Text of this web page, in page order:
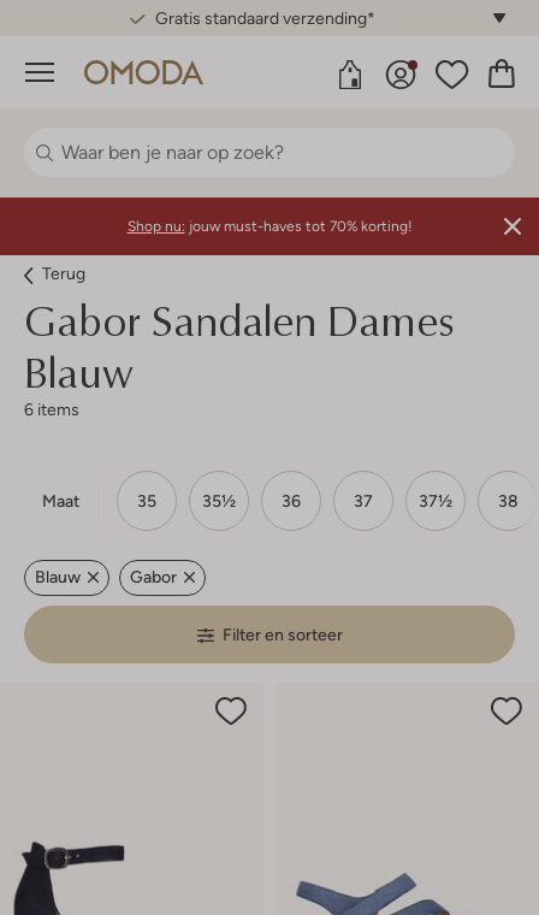
Gratis standaard verzending*
Menu
Shop nu: jouw must-haves tot 70% korting!
Terug
Gabor Sandalen Dames
Blauw
6 items
Maat 35 35½ 36 37 37½ 38
Blauw Gabor
Filter en sorteer